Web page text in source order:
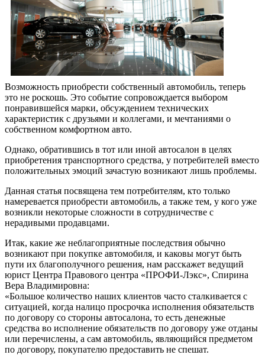
Возможность приобрести собственный автомобиль, теперь
это не роскошь. Это событие сопровождается выбором
понравившейся марки, обсуждением технических
характеристик с друзьями и коллегами, и мечтаниями о
собственном комфортном авто.
Однако, обратившись в тот или иной автосалон в целях
приобретения транспортного средства, у потребителей вместо
положительных эмоций зачастую возникают лишь проблемы.
Данная статья посвящена тем потребителям, кто только
намеревается приобрести автомобиль, а также тем, у кого уже
возникли некоторые сложности в сотрудничестве с
нерадивыми продавцами.
Итак, какие же неблагоприятные последствия обычно
возникают при покупке автомобиля, и каковы могут быть
пути их благополучного решения, нам расскажет ведущий
юрист Центра Правового центра «ПРОФИ-Лэкс», Спирина
Вера Владимировна:
«Большое количество наших клиентов часто сталкивается с
ситуацией, когда налицо просрочка исполнения обязательств
по договору со стороны автосалона, то есть денежные
средства во исполнение обязательств по договору уже отданы
или перечислены, а сам автомобиль, являющийся предметом
по договору, покупателю предоставить не спешат.